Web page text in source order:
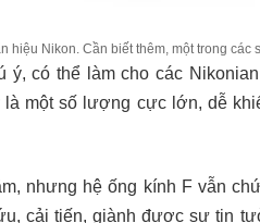
hiệu Nikon. Cần biết thêm, một trong
ý, có thể làm cho các
một số lượng cực lớn, dễ
nhưng hệ ống kính F vẫn
cải tiến, giành được sự tin